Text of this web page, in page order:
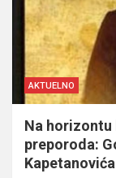
AKTUELNO
Na
preporoda: